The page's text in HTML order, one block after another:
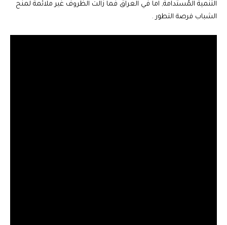
التنمية المُستدامة, اما في العراق فما زالت الظروف غير ملائمة لمنح
الشباب فرصة التطور .